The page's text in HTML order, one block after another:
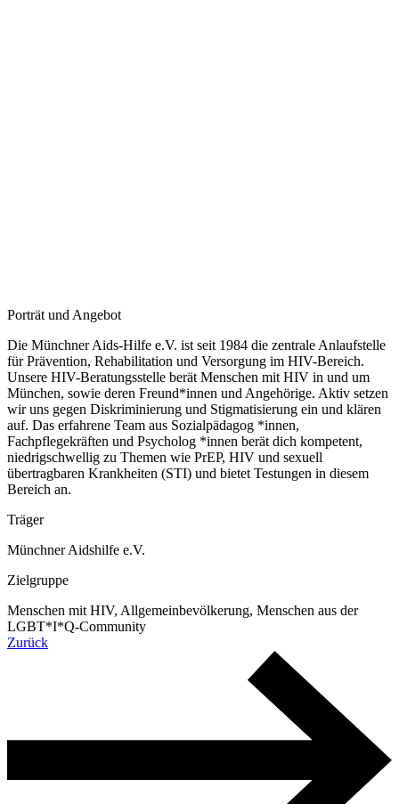
Porträt und Angebot
Die Münchner Aids-Hilfe e.V. ist seit 1984 die zentrale Anlaufstelle
für Prävention, Rehabilitation und Versorgung im HIV-Bereich.
Unsere HIV-Beratungsstelle berät Menschen mit HIV in und um
München, sowie deren Freund*innen und Angehörige. Aktiv setzen
wir uns gegen Diskriminierung und Stigmatisierung ein und klären
auf. Das erfahrene Team aus Sozialpädagog *innen,
Fachpflegekräften und Psycholog *innen berät dich kompetent,
niedrigschwellig zu Themen wie PrEP, HIV und sexuell
übertragbaren Krankheiten (STI) und bietet Testungen in diesem
Bereich an.
Träger
Münchner Aidshilfe e.V.
Zielgruppe
Menschen mit HIV, Allgemeinbevölkerung, Menschen aus der
LGBT*I*Q-Community
Zurück